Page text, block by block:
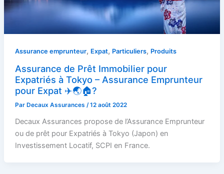
Assurance emprunteur, Expat, Particuliers, Produits
Assurance de Prêt Immobilier pour
Expatriés à Tokyo – Assurance Emprunteur
pour Expat ✈️🌏🏠?
Par Decaux Assurances /12 août 2022
Decaux Assurances propose de l’Assurance Emprunteur
ou de prêt pour Expatriés à Tokyo (Japon) en
Investissement Locatif, SCPI en France.